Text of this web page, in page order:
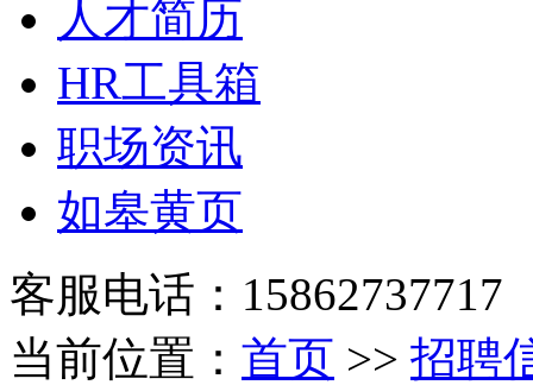
人才简历
HR工具箱
职场资讯
如皋黄页
客服电话：15862737717
当前位置： 首页 >> 招聘